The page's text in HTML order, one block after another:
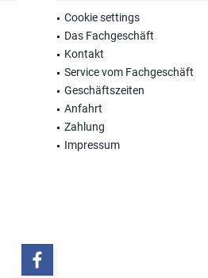
Cookie settings
Das Fachgeschäft
Kontakt
Service vom Fachgeschäft
Geschäftszeiten
Anfahrt
Zahlung
Impressum